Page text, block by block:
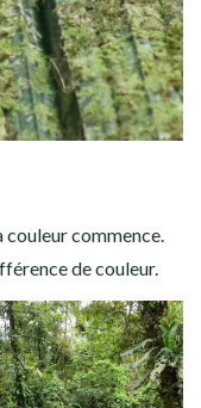
commence.
de couleur.